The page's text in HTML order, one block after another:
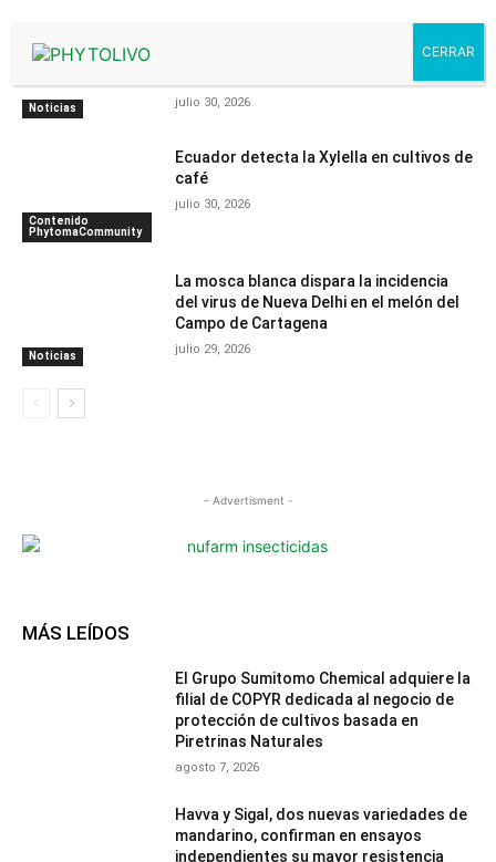
Noticias
BioProtección Vegetal presenta su
julio 30, 2026
Contenido
PhytomaCommunity
Ecuador detecta la Xylella en cultivos de
café
julio 30, 2026
Noticias
La mosca blanca dispara la incidencia
del virus de Nueva Delhi en el melón del
Campo de Cartagena
julio 29, 2026
- Advertisment -
MÁS LEÍDOS
El Grupo Sumitomo Chemical adquiere la
filial de COPYR dedicada al negocio de
protección de cultivos basada en
Piretrinas Naturales
agosto 7, 2026
Havva y Sigal, dos nuevas variedades de
mandarino, confirman en ensayos
independientes su mayor resistencia